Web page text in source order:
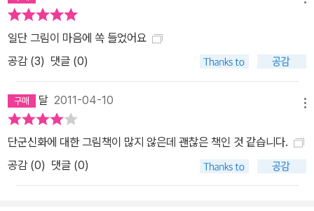
일단 그림이 마음에 쏙 들었어요
공감 (3) 댓글 (0)
달 2011-04-10
단군신화에 대한 그림책이 많지 않은데 괜찮은 책인 것 같습니다.
공감 (0) 댓글 (0)